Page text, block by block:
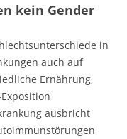
kein Gender
in
auch auf
Ernährung,
ausbricht